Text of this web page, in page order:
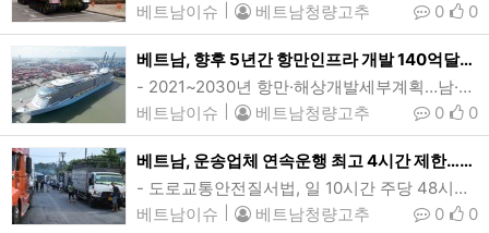
베트남이슈 베트남청량고추 0
0
베트남, 향후 5년간 항만인프라 개발 140억달러 투자…부총리 승인
- 2021~2030년 항만·해상개발세부계획…남·북부 주요항만 우선 투자계획바리아붕따우성의 떤깡-까이멥항에 정박중인 크루즈 스펙트럼오브더시호(Spectrum of the Seas). 베트남이 향후 5년간 전국 항만 및 해상인프라 확충에 351.5조동(138억7460만여달러) 규모 투자를 단행할 계획이다. (사진=VnExpress/Dang Khoa)[인사이드비나=하노이, 떤 풍(Tan phung) 기자] 베트남이 향후 5년간 전국 항만 및 해상인프라 확충에 351조5000억동(138억7460만여달러) 규모 투자를 단행할 계획…
베트남이슈
베트남청량고추 0
0
베트남, 운송업체 연속운행 최고 4시간 제한…업계 불만 쏟아져
- 도로교통안전질서법, 일 10시간 주당 48시간…대도시 인력난에 운영난 ‘이중고’- 협회, 주당 60시간·고속도로휴게소 확대 등 규정전반 완화 촉구호치민시 깟라이항 차량검사소 일대에서 대기중인 화물차들. 베트남에서 올해부터 운송회사 소속 운전자의 연속 운행시간이 최대 4시간으로 제한된 가운데 운송업계는 이같은 조치가 실제 교통상황을 고려치 않은 탁상행정이라고 강력 비판하고 있다.(사진=VnExpress/Thanh Tung)[인사이드비나=호치민, 투 탄(Thu thanh) 기자] 베트남에서 올해부터 운송회…
베트남이슈
베트남청량고추 0
0